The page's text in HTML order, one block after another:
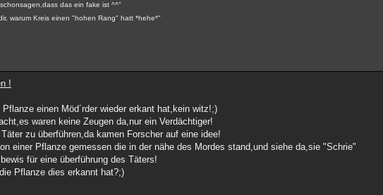
das ein fake ist ^^"
warum Kreis einen "hohen Rang" hatt *hehe*"
!
einen Möd´rder wieder erkant hat,kein witz!;)
waren keine Zeugen da,nur ein Verdächtiger!
zu überführen,da kamen Forscher auf eine idee!
einer Pflanze gemessen die in der nähe des Mordes stand,und siehe da,sie "Schrie"
für eine überführung des Täters!
Pflanze dies erkannt hat?;)